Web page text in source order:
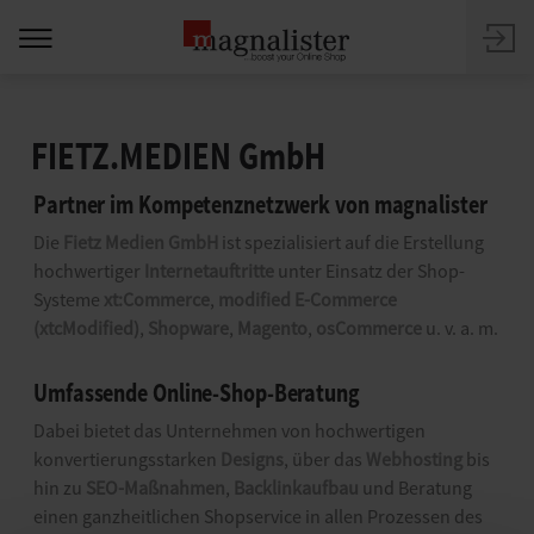
FIETZ.MEDIEN GmbH
Partner im Kompetenznetzwerk von magnalister
Die
ist spezialisiert auf die Erstellung
hochwertiger
unter Einsatz der Shop-
Systeme
,
, , , u. v. a. m.
Umfassende Online-Shop-Beratung
Dabei bietet das Unternehmen von hochwertigen
konvertierungsstarken
, über das
bis
hin zu SEO-Maßnahmen, Backlinkaufbau und Beratung
einen ganzheitlichen Shopservice in allen Prozessen des